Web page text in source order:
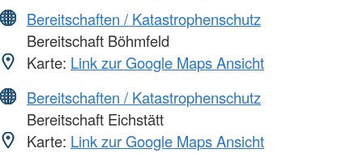
Bereitschaften / Katastrophenschutz
Bereitschaft Böhmfeld
Karte: Link zur Google Maps Ansicht
Bereitschaften / Katastrophenschutz
Bereitschaft Eichstätt
Karte: Link zur Google Maps Ansicht